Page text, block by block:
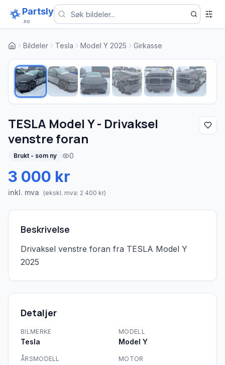
Partsly
.no
Bildeler Tesla Model Y 2025 Girkasse
TESLA Model Y - Drivaksel
venstre foran
Brukt - som ny 0
3 000 kr
inkl. mva (ekskl. mva: 2 400 kr)
Beskrivelse
Drivaksel venstre foran fra TESLA Model Y
2025
Detaljer
BILMERKE
Tesla
MODELL
Model Y
ÅRSMODELL MOTOR